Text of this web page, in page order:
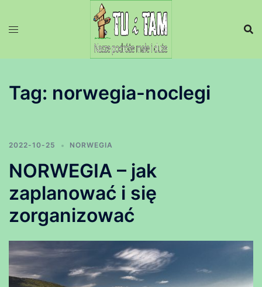
Tag: norwegia-noclegi
2022-10-25 NORWEGIA
NORWEGIA – jak
zaplanować i się
zorganizować